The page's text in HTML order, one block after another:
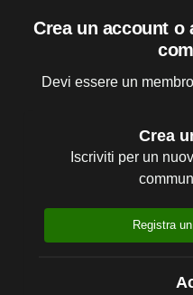
Crea un account o
Devi essere un
Crea
Iscriviti per un
Registra